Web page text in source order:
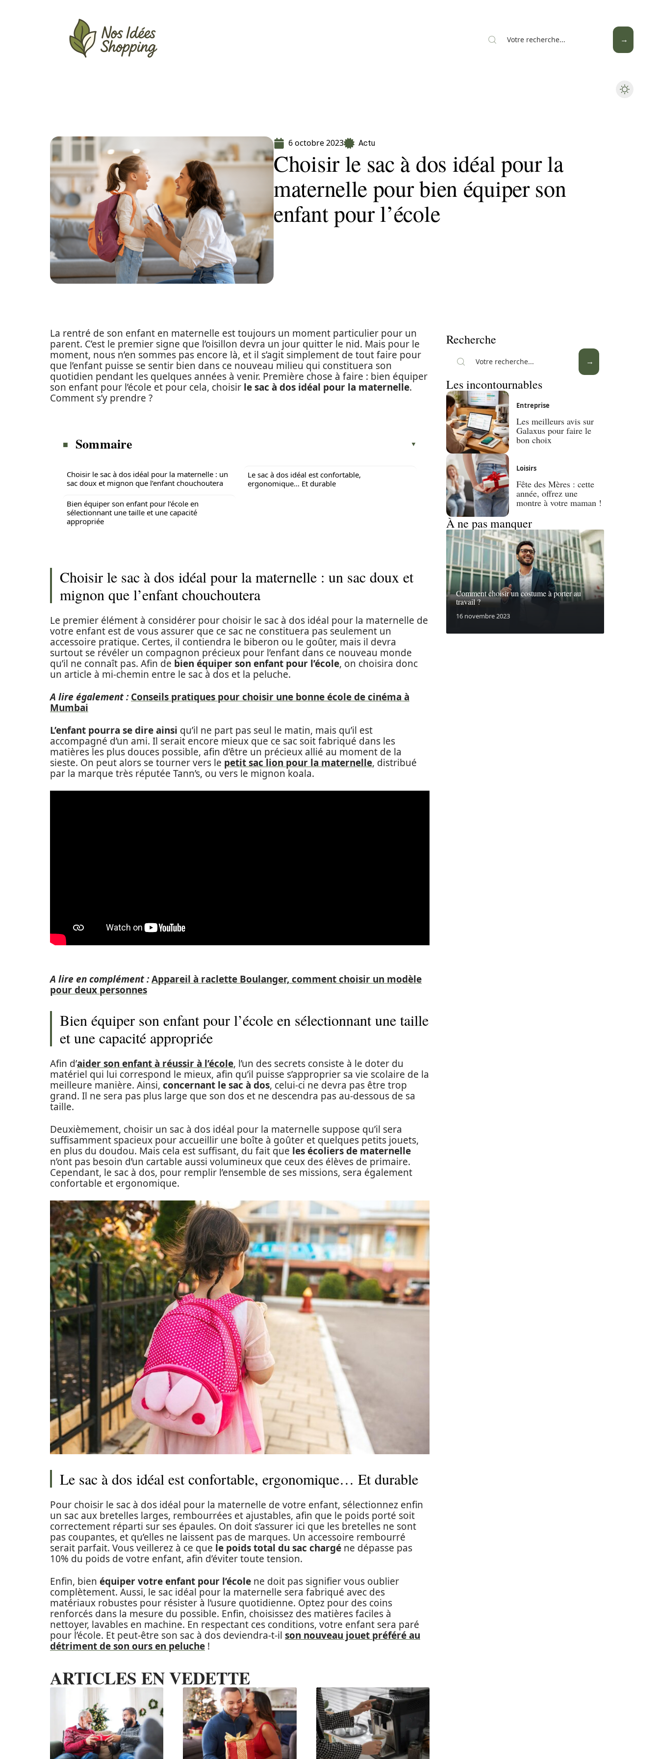
6 octobre 2023 Actu
Choisir le sac à dos idéal pour la
maternelle pour bien équiper son
enfant pour l’école
La rentré de son enfant en maternelle est toujours un moment particulier pour un
parent. C’est le premier signe que l’oisillon devra un jour quitter le nid. Mais pour le
moment, nous n’en sommes pas encore là, et il s’agit simplement de tout faire pour
que l’enfant puisse se sentir bien dans ce nouveau milieu qui constituera son
quotidien pendant les quelques années à venir. Première chose à faire : bien équiper
son enfant pour l’école et pour cela, choisir le sac à dos idéal pour la maternelle.
Comment s’y prendre ?
Sommaire
Choisir le sac à dos idéal pour la maternelle : un
sac doux et mignon que l’enfant chouchoutera
Bien équiper son enfant pour l’école en
sélectionnant une taille et une capacité
appropriée
Le sac à dos idéal est confortable,
ergonomique… Et durable
Choisir le sac à dos idéal pour la maternelle : un sac doux et
mignon que l’enfant chouchoutera
Le premier élément à considérer pour choisir le sac à dos idéal pour la maternelle de
votre enfant est de vous assurer que ce sac ne constituera pas seulement un
accessoire pratique. Certes, il contiendra le biberon ou le goûter, mais il devra
surtout se révéler un compagnon précieux pour l’enfant dans ce nouveau monde
qu’il ne connaît pas. Afin de bien équiper son enfant pour l’école, on choisira donc
un article à mi-chemin entre le sac à dos et la peluche.
A lire également : Conseils pratiques pour choisir une bonne école de cinéma à
Mumbai
L’enfant pourra se dire ainsi qu’il ne part pas seul le matin, mais qu’il est
accompagné d’un ami. Il serait encore mieux que ce sac soit fabriqué dans les
matières les plus douces possible, afin d’être un précieux allié au moment de la
sieste. On peut alors se tourner vers le petit sac lion pour la maternelle, distribué
par la marque très réputée Tann’s, ou vers le mignon koala.
A lire en complément :Appareil à raclette Boulanger, comment choisir un modèle
pour deux personnes
Bien équiper son enfant pour l’école en sélectionnant une taille
et une capacité appropriée
Afin d’aider son enfant à réussir à l’école, l’un des secrets consiste à le doter du
matériel qui lui correspond le mieux, afin qu’il puisse s’approprier sa vie scolaire de la
meilleure manière. Ainsi, concernant le sac à dos, celui-ci ne devra pas être trop
grand. Il ne sera pas plus large que son dos et ne descendra pas au-dessous de sa
taille.
Deuxièmement, choisir un sac à dos idéal pour la maternelle suppose qu’il sera
suffisamment spacieux pour accueillir une boîte à goûter et quelques petits jouets,
en plus du doudou. Mais cela est suffisant, du fait que les écoliers de maternelle
n’ont pas besoin d’un cartable aussi volumineux que ceux des élèves de primaire.
Cependant, le sac à dos, pour remplir l’ensemble de ses missions, sera également
confortable et ergonomique.
Le sac à dos idéal est confortable, ergonomique… Et durable
Pour choisir le sac à dos idéal pour la maternelle de votre enfant, sélectionnez enfin
un sac aux bretelles larges, rembourrées et ajustables, afin que le poids porté soit
correctement réparti sur ses épaules. On doit s’assurer ici que les bretelles ne sont
pas coupantes, et qu’elles ne laissent pas de marques. Un accessoire rembourré
serait parfait. Vous veillerez à ce que le poids total du sac chargé ne dépasse pas
10% du poids de votre enfant, afin d’éviter toute tension.
Enfin, bien équiper votre enfant pour l’école ne doit pas signifier vous oublier
complètement. Aussi, le sac idéal pour la maternelle sera fabriqué avec des
matériaux robustes pour résister à l’usure quotidienne. Optez pour des coins
renforcés dans la mesure du possible. Enfin, choisissez des matières faciles à
nettoyer, lavables en machine. En respectant ces conditions, votre enfant sera paré
pour l’école. Et peut-être son sac à dos deviendra-t-il son nouveau jouet préféré au
détriment de son ours en peluche !
ARTICLES EN VEDETTE
Recherche
Les incontournables
Entreprise
Les meilleurs avis sur
Galaxus pour faire le
bon choix
Loisirs
Fête des Mères : cette
année, offrez une
montre à votre maman !
À ne pas manquer
Comment choisir un costume à porter au
travail ?
16 novembre 2023